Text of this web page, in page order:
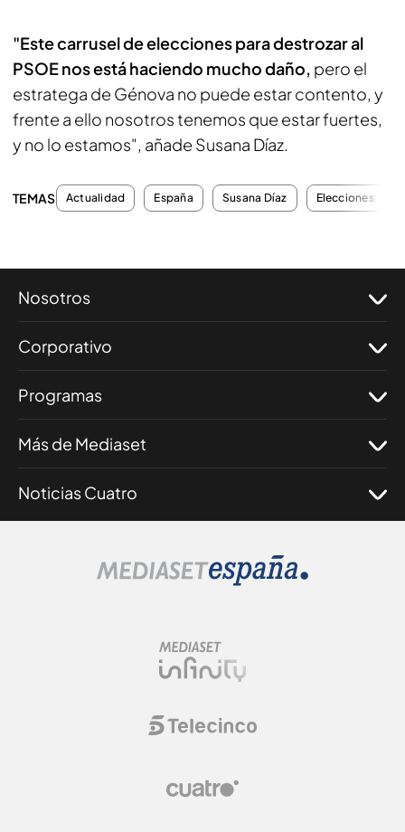
"Este carrusel de elecciones para destrozar al
PSOE nos está haciendo mucho daño, pero el
estratega de Génova no puede estar contento, y
frente a ello nosotros tenemos que estar fuertes,
y no lo estamos", añade Susana Díaz.
TEMAS Actualidad España Susana Díaz Elecciones
Nosotros
Corporativo
Programas
Más de Mediaset
Noticias Cuatro